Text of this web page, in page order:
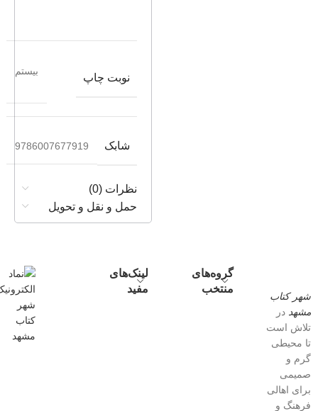
نوبت چاپ
بیستم
شابک 9786007677919
نظرات (0)
حمل و نقل و تحویل
شهر کتاب
مشهد در
تلاش است
تا محیطی
گرم و
صمیمی
برای اهالی
فرهنگ و
گروه‌های
منتخب
لینک‌های
مفید